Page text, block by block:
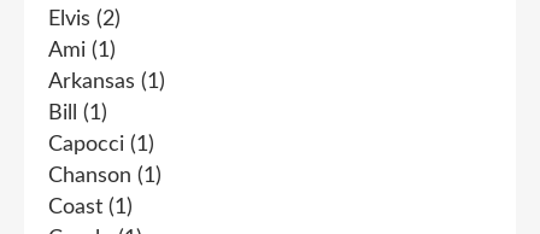
Elvis (2)
Ami (1)
Arkansas (1)
Bill
(1)
Capocci (1)
Chanson (1)
Coast (1)